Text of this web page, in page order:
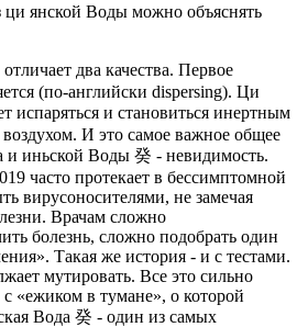
ци янской Воды можно объяснять
два качества. Первое
(по-английски dispersing). Ци
испаряться и становиться инертным
И это самое важное общее
и иньской Воды 癸 - невидимость.
часто протекает в бессимптомной
вирусоносителями, не замечая
Врачам сложно
болезнь, сложно подобрать один
Такая же история - и с тестами.
мутировать. Все это сильно
«ежиком в тумане», о которой
Вода 癸 - один из самых